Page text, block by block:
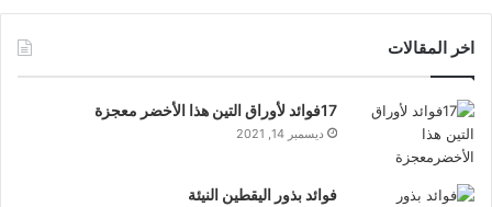
اخر المقالات
17فوائد لأوراق التين هذا الأخضر معجزة
ديسمبر 14, 2021
فوائد بذور اليقطين النيئة